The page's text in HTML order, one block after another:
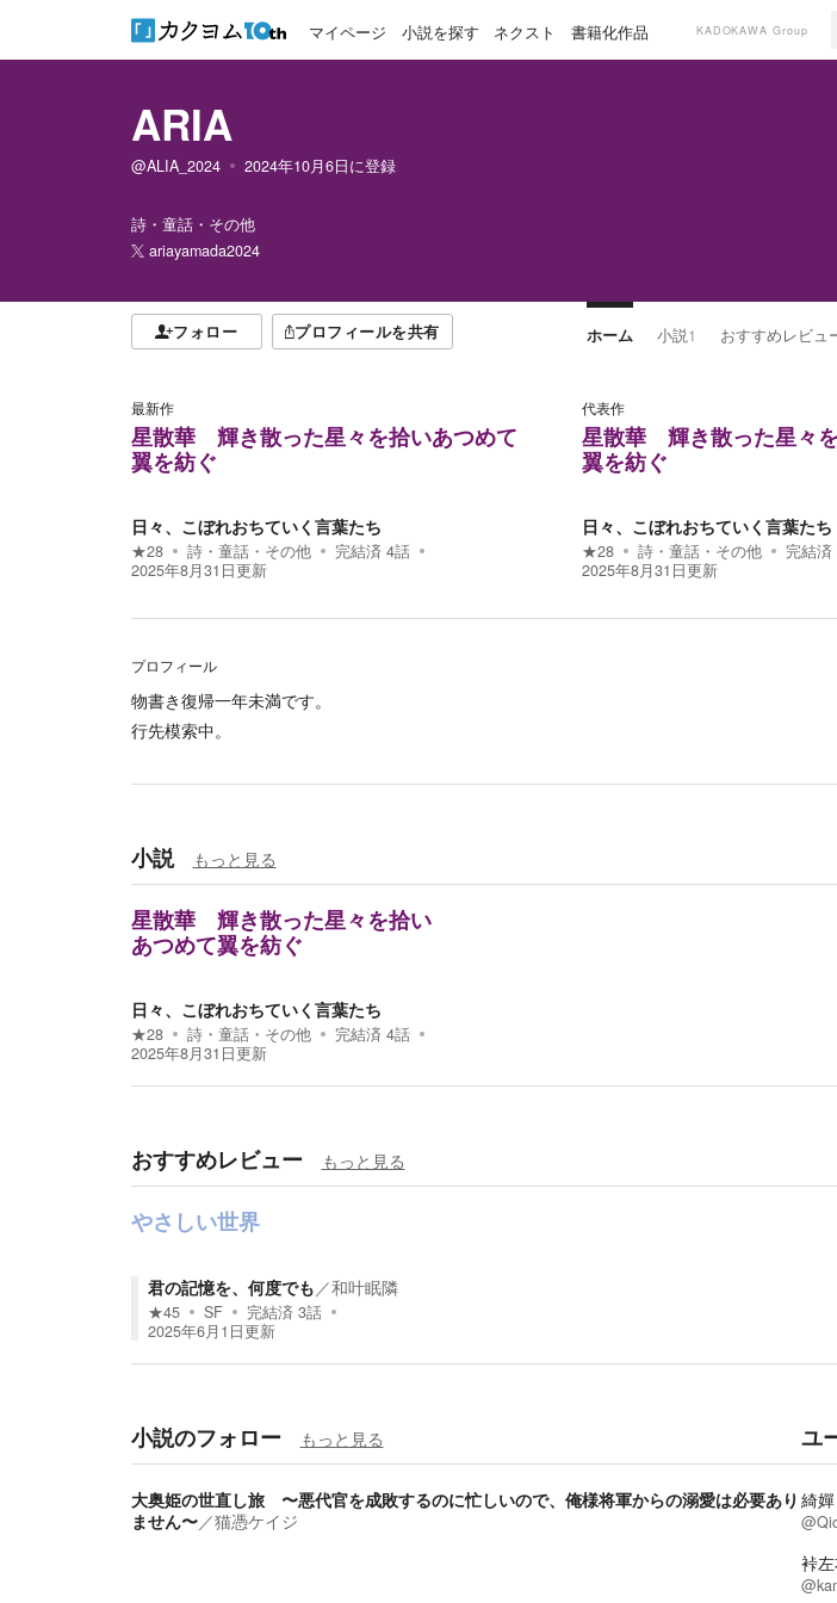
マイページ 小説を探す ネクスト 書籍化作品 KADOKAWA Group
ARIA
@ALIA_2024 2024年10月6日に登録
詩・童話・その他
ariayamada2024
フォロー プロフィールを共有 ホーム 小説1 おすすめレビュ
最新作
星散華 輝き散った星々を拾いあつめて
翼を紡ぐ
日々、こぼれおちていく言葉たち
★28 詩・童話・その他 完結済 4話
2025年8月31日更新
代表作
星散華 輝き散った星々
翼を紡ぐ
日々、こぼれおちていく言葉たち
★28 詩・童話・その他 完結済
2025年8月31日更新
プロフィール
物書き復帰一年未満です。
行先模索中。
小説 もっと見る
星散華 輝き散った星々を拾い
あつめて翼を紡ぐ
日々、こぼれおちていく言葉たち
★28 詩・童話・その他 完結済 4話
2025年8月31日更新
おすすめレビュー もっと見る
やさしい世界
君の記憶を、何度でも／和叶眠隣
★45 SF 完結済 3話
2025年6月1日更新
小説のフォロー もっと見る
大奥姫の世直し旅 〜悪代官を成敗するのに忙しいので、俺様将軍からの溺愛は必要あり
ません〜／猫憑ケイジ
ユ
綺嬋
裃